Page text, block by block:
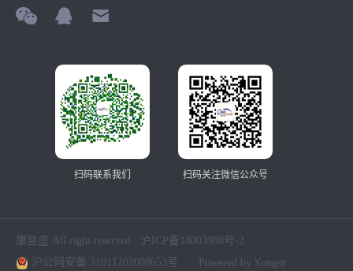
扫码联系我们 扫码关注微信公众号
康昱盛 All right reserved. 沪ICP备18003980号-2
沪公网安备 31011202008653号
Powered by Yongsy